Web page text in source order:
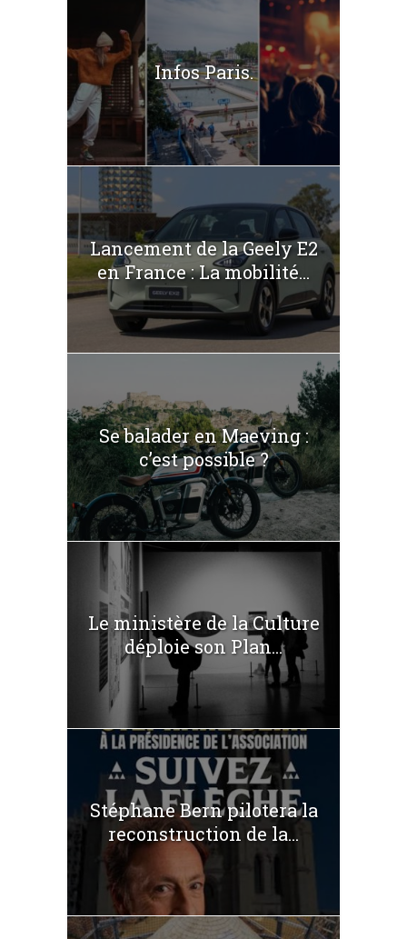
Infos Paris.
Lancement de la Geely E2
en France : La mobilité...
Se balader en Maeving :
c’est possible ?
Le ministère de la Culture
déploie son Plan...
Stéphane Bern pilotera la
reconstruction de la...